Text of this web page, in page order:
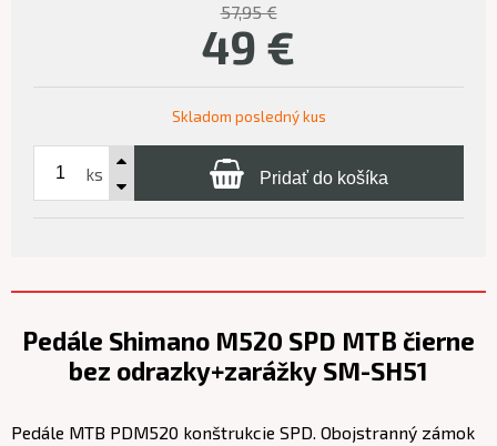
57,95 €
49 €
Skladom posledný kus
ks Pridať do košíka
Pedále Shimano M520 SPD MTB čierne
bez odrazky+zarážky SM-SH51
Pedále MTB PDM520 konštrukcie SPD. Obojstranný zámok